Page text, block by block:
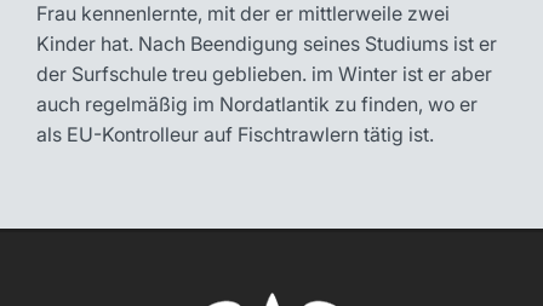
Frau kennenlernte, mit der er mittlerweile zwei
Kinder hat. Nach Beendigung seines Studiums ist er
der Surfschule treu geblieben. im Winter ist er aber
auch regelmäßig im Nordatlantik zu finden, wo er
als EU-Kontrolleur auf Fischtrawlern tätig ist.